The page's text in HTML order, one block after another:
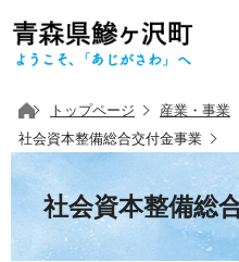
トップページ 産業・事業
社会資本整備総合交付金事業
社会資本整備総